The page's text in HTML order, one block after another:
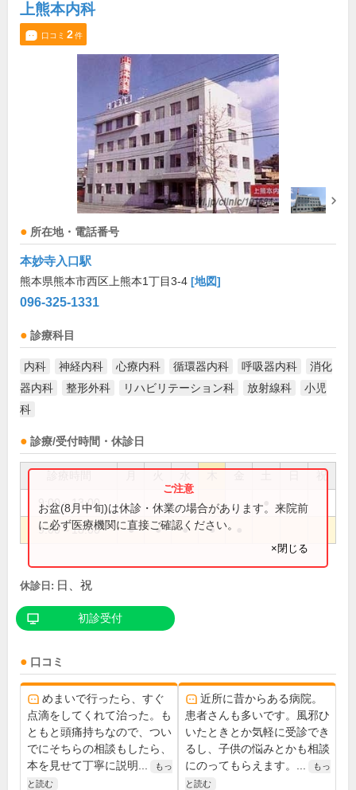
上熊本内科
口コミ 2件
所在地・電話番号
本妙寺入口駅
熊本県熊本市西区上熊本1丁目3-4 [地図]
096-325-1331
診療科目
内科 神経内科 心療内科 循環器内科 呼吸器内科
消化
器内科
整形外科 リハビリテーション科 放射線科
小児
科
診療/受付時間・休診日
祝
9:00～13:00
9:00～18:00 ● ● ● ●
お盆(8月中旬)は休診・休業の場合があります。来院前
に必ず医療機関に直接ご確認ください。
×閉じる
休診日: 日、祝
初診受付
口コミ
めまいで行ったら、すぐ
点滴をしてくれて治った。も
ともと頭痛持ちなので、つい
でにそちらの相談もしたら、
本を見せて丁寧に説明...
もっ
と読む
近所に昔からある病院。
患者さんも多いです。風邪ひ
いたときとか気軽に受診でき
るし、子供の悩みとかも相談
にのってもらえます。...
もっ
と読む